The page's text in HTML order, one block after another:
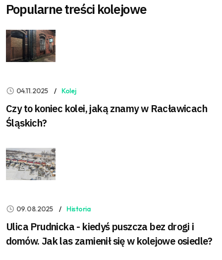
Popularne treści kolejowe
04.11.2025 Kolej
Czy to koniec kolei, jaką znamy w Racławicach
Śląskich?
09.08.2025 Historia
Ulica Prudnicka - kiedyś puszcza bez drogi i
domów. Jak las zamienił się w kolejowe osiedle?